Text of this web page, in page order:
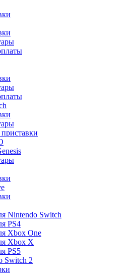
Nintendo Switch
PS4
Xbox One
Xbox X
PS5
Switch 2